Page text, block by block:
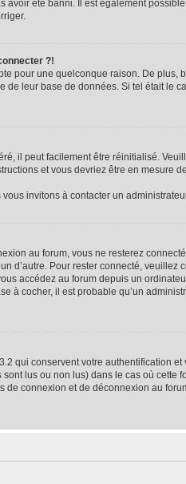
avoir été banni. Il est également
?!
pour une quelconque raison. De plus,
leur base de données. Si tel était le
il peut facilement être réinitialisé.
et vous devriez être en mesure
invitons à contacter un
au forum, vous ne resterez
d’autre. Pour rester connecté, veuillez
accédez au forum depuis un
à cocher, il est probable qu’un
qui conservent votre authentification
lus ou non lus) dans le cas où cette
connexion et de déconnexion au